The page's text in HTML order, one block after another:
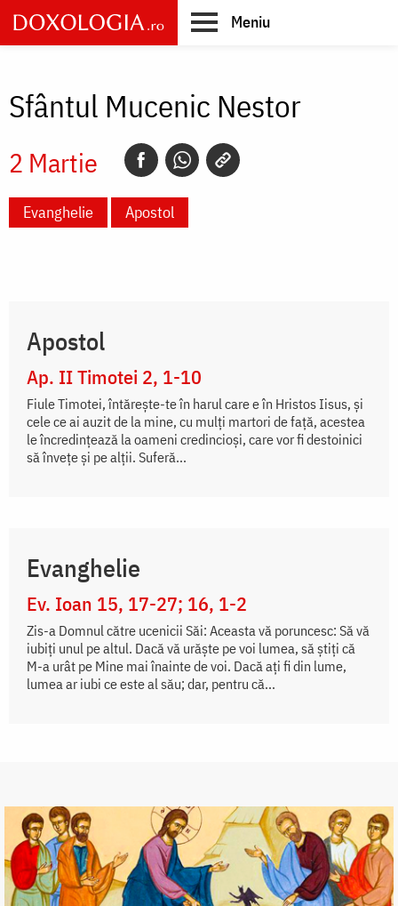
Skip
to
main
Meniu
Sfântul Mucenic Nestor
2 Martie
Evanghelie Apostol
Apostol
Ap. II Timotei 2, 1-10
Fiule Timotei, întăreşte-te în harul care e în Hristos Iisus, şi
cele ce ai auzit de la mine, cu mulţi martori de faţă, acestea
le încredinţează la oameni credincioşi, care vor fi destoinici
să înveţe şi pe alţii. Suferă...
Evanghelie
Ev. Ioan 15, 17-27; 16, 1-2
Zis-a Domnul către ucenicii Săi: Aceasta vă poruncesc: Să vă
iubiți unul pe altul. Dacă vă urăște pe voi lumea, să știți că
M-a urât pe Mine mai înainte de voi. Dacă ați fi din lume,
lumea ar iubi ce este al său; dar, pentru că...